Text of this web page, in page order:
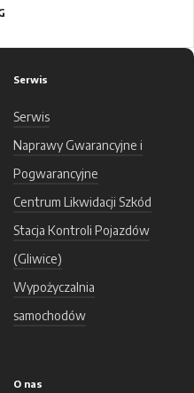
Serwis
Serwis
Naprawy Gwarancyjne i
Pogwarancyjne
Centrum Likwidacji Szkód
Stacja Kontroli Pojazdów
(Gliwice)
Wypożyczalnia
samochodów
O nas